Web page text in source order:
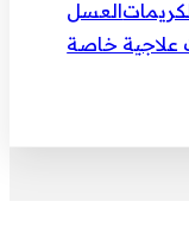
العسل
علاجية خاصة